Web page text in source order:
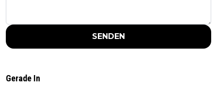
SENDEN
Gerade In